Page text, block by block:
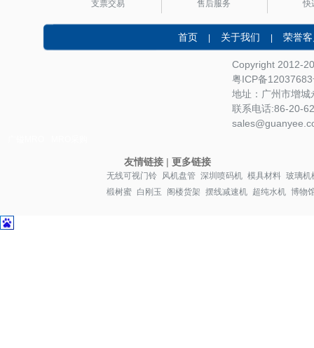
支票交易
售后服务
快
首页 | 关于我们 | 荣誉
Copyright 2012-
粤ICP备12037683
地址：广州市增
联系电话:86-20-
友情链接| 更多链接
无线可视门铃 风机盘管 深圳喷码机 模具材料 玻璃机
椴树蜜 白刚玉 阁楼货架 摆线减速机 超纯水机 博物